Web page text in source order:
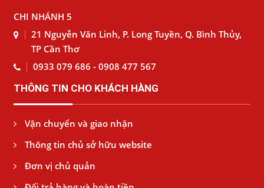
CHI NHÁNH 5
21 Nguyễn Văn Linh, P. Long Tuyền, Q. Bình Thủy,
TP Cần Thơ
0933 079 686 - 0908 477 567
THÔNG TIN CHO KHÁCH HÀNG
Vận chuyển và giao nhận
Thông tin chủ sở hữu website
Đơn vị chủ quản